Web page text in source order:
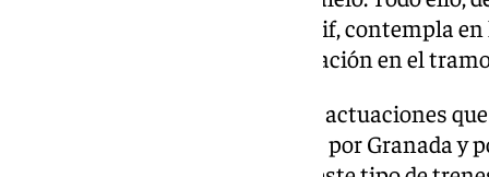
que el Ministerio, a través de Adif, contempla
renovación que tiene en preparación en el
Y por otro lado el análisis de las actuaciones
el paso de trenes de mercancías por Granada